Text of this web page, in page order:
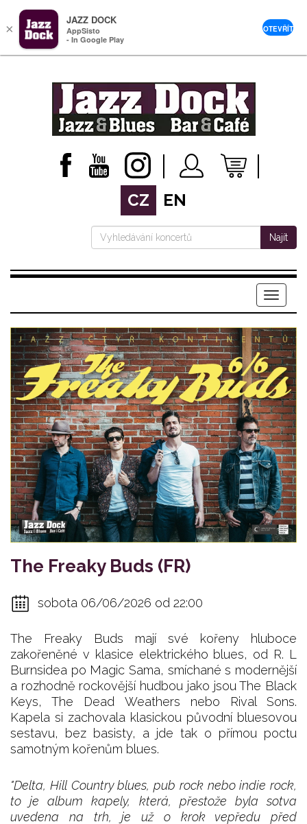
CZ EN
Najít
Menu
The Freaky Buds (FR)
sobota 06/06/2026 od 22:00
The Freaky Buds mají své kořeny hluboce
zakořeněné v klasice elektrického blues, od R. L
Burnsidea po Magic Sama, smíchané s modernější
a rozhodně rockovější hudbou jako jsou The Black
Keys, The Dead Weathers nebo Rival Sons.
Kapela si zachovala klasickou původní bluesovou
sestavu, bez basisty, a jde tak o přímou poctu
samotným kořenům blues.
"Delta, Hill Country blues, pub rock nebo indie rock,
to je album kapely, která, přestože byla sotva
uvedena na trh, je už o krok vepředu před
×
JAZZ DOCK
AppSisto
- In Google Play
OTEVŘÍT